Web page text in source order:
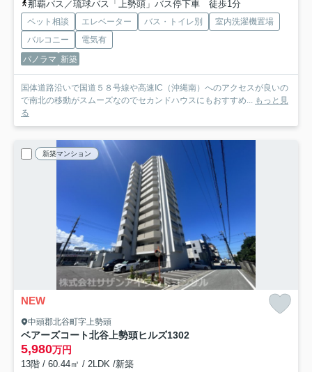
那覇バス／琉球バス「上勢頭」バス停下車 徒歩1分
ペット相談 エレベーター バス・トイレ別
室内洗濯機置場
バルコニー
電気有
パノラマ 新築
国体道路沿いで国道５８号線や高速IC（沖縄南）へのアクセスが良いの
で南北の移動がスムーズなのでセカンドハウスにもおすすめ... もっと見
る
新築マンション
NEW
中頭郡北谷町字上勢頭
ベアーズコート北谷上勢頭ヒルズ1302
5,980万円
13階 / 60.44㎡ / 2LDK /新築